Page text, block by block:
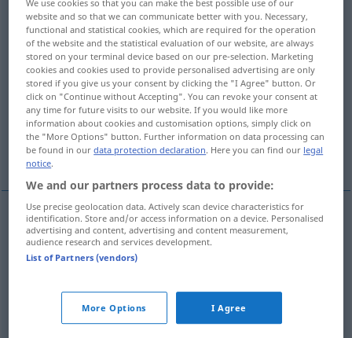
zusammenfügen, verbinden, vereinigen
zusammenfügen, verbinden, anknüpfen,
verknüpfen
zusammenziehen, runzeln
verknüpfen, -knoten
stricken knit
We use cookies so that you can make the best possible use of our
website and so that we can communicate better with you. Necessary,
functional and statistical cookies, which are required for the operation
of the website and the statistical evaluation of our website, are always
stored on your terminal device based on our pre-selection. Marketing
cookies and cookies used to provide personalised advertising are only
stored if you give us your consent by clicking the "I Agree" button. Or
click on "Continue without Accepting". You can revoke your consent at
any time for future visits to our website. If you would like more
information about cookies and customisation options, simply click on
the "More Options" button. Further information on data processing can
be found in ourdata protection declaration. Here you can find our legal
notice.
We and our partners process data to provide:
Use precise geolocation data. Actively scan device characteristics for
identification. Store and/or access information on a device. Personalised
advertising and content, advertising and content measurement,
audience research and services development.
List of Partners (vendors)
More Options I Agree